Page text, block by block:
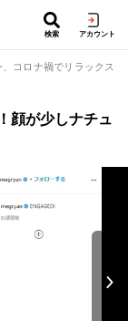
検索 アカウント
、コロナ禍でリラックス
顔が少しナチュ